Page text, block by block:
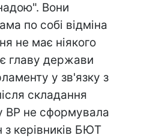
Вони
по собі відміна
не має ніякого
главу держави
у зв'язку з
складання
ВР не сформувала
з керівників БЮТ